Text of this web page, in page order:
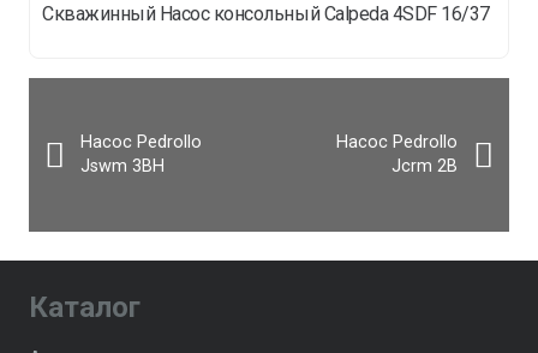
Скважинный Насос консольный Calpeda 4SDF 16/37
Насос Pedrollo
Jswm 3BH
Насос Pedrollo
Jcrm 2B
Каталог